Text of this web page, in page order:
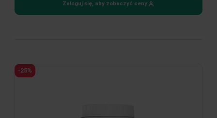
Zaloguj się, aby zobaczyć ceny
-25%